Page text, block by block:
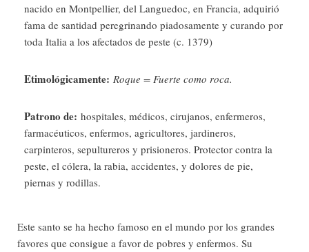
nacido en Montpellier, del Languedoc, en Francia, adquirió
fama de santidad peregrinando piadosamente y curando por
toda Italia a los afectados de peste (c. 1379)
Etimológicamente: Roque = Fuerte como roca.
Patrono de: hospitales, médicos, cirujanos, enfermeros,
farmacéuticos, enfermos, agricultores, jardineros,
carpinteros, sepultureros y prisioneros. Protector contra la
peste, el cólera, la rabia, accidentes, y dolores de pie,
piernas y rodillas.
Este santo se ha hecho famoso en el mundo por los grandes
favores que consigue a favor de pobres y enfermos. Su